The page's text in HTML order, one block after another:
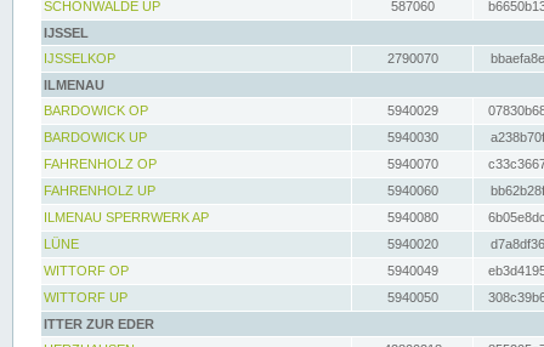
SCHÖNWALDE UP
587060
IJSSEL
IJSSELKOP
2790070
ILMENAU
BARDOWICK OP
5940029
BARDOWICK UP
5940030
FAHRENHOLZ OP
5940070
FAHRENHOLZ UP
5940060
ILMENAU SPERRWERK AP
5940080
LÜNE
5940020
WITTORF OP
5940049
WITTORF UP
5940050
ITTER ZUR EDER